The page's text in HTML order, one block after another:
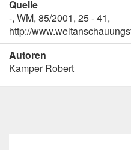
Quelle
-, WM, 85/2001, 25 - 41,
http://
Autoren
Kamper Robert